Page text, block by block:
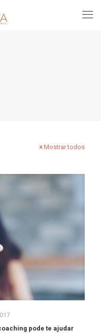
Mostrar todos
pode te ajudar